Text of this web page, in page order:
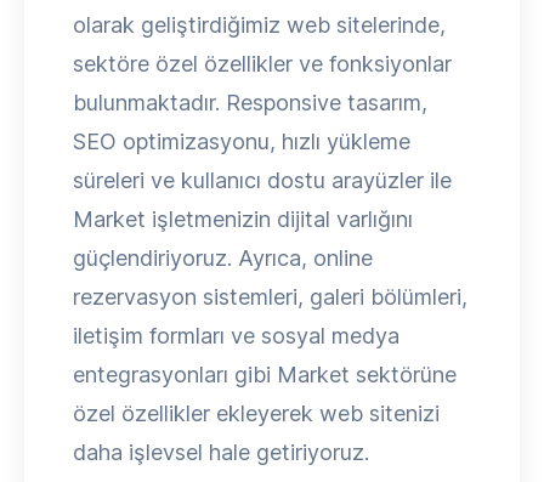
olarak geliştirdiğimiz web sitelerinde,
sektöre özel özellikler ve fonksiyonlar
bulunmaktadır. Responsive tasarım,
SEO optimizasyonu, hızlı yükleme
süreleri ve kullanıcı dostu arayüzler ile
Market işletmenizin dijital varlığını
güçlendiriyoruz. Ayrıca, online
rezervasyon sistemleri, galeri bölümleri,
iletişim formları ve sosyal medya
entegrasyonları gibi Market sektörüne
özel özellikler ekleyerek web sitenizi
daha işlevsel hale getiriyoruz.